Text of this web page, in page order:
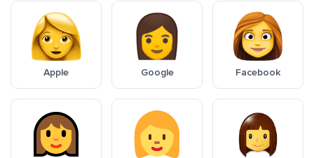
Apple Google Facebook